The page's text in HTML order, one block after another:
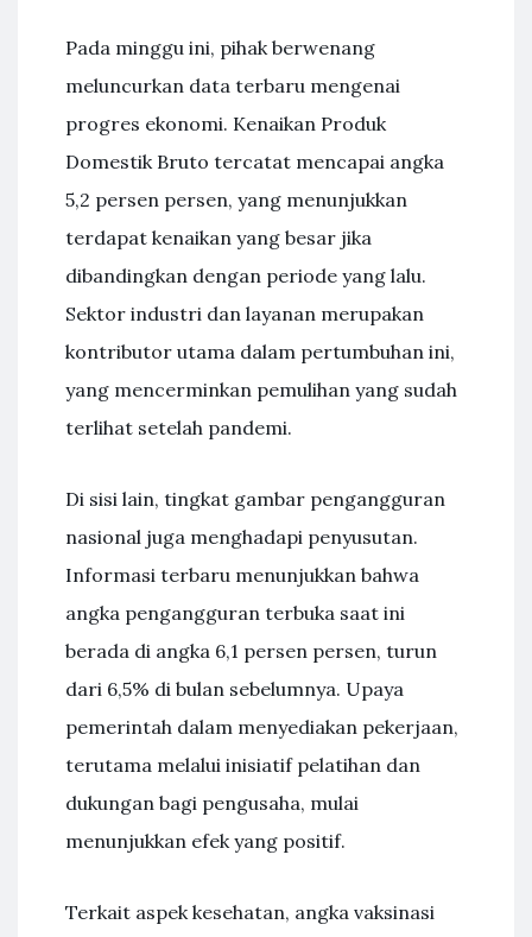
Pada minggu ini, pihak berwenang
meluncurkan data terbaru mengenai
progres ekonomi. Kenaikan Produk
Domestik Bruto tercatat mencapai angka
5,2 persen persen, yang menunjukkan
terdapat kenaikan yang besar jika
dibandingkan dengan periode yang lalu.
Sektor industri dan layanan merupakan
kontributor utama dalam pertumbuhan ini,
yang mencerminkan pemulihan yang sudah
terlihat setelah pandemi.
Di sisi lain, tingkat gambar pengangguran
nasional juga menghadapi penyusutan.
Informasi terbaru menunjukkan bahwa
angka pengangguran terbuka saat ini
berada di angka 6,1 persen persen, turun
dari 6,5% di bulan sebelumnya. Upaya
pemerintah dalam menyediakan pekerjaan,
terutama melalui inisiatif pelatihan dan
dukungan bagi pengusaha, mulai
menunjukkan efek yang positif.
Terkait aspek kesehatan, angka vaksinasi